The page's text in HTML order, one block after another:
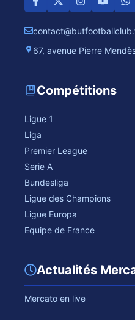
67, avenue Pierre
Compétitions
Ligue 1
Liga
Premier League
Serie A
Bundesliga
Ligue des Champions
Ligue Europa
Equipe de France
Actualités
Mercato en live